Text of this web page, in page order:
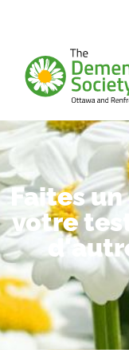
Faites
votre